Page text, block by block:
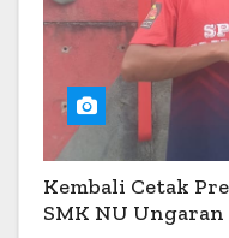
Kembali Cetak
SMK NU